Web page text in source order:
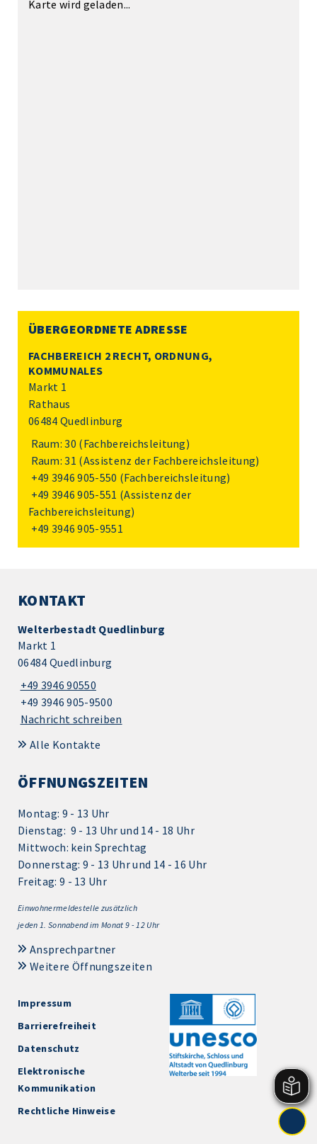
Karte wird geladen...
ÜBERGEORDNETE ADRESSE
FACHBEREICH 2 RECHT, ORDNUNG,
KOMMUNALES
Markt 1
Rathaus
06484 Quedlinburg
Raum: 30 (Fachbereichsleitung)
Raum: 31 (Assistenz der Fachbereichsleitung)
+49 3946 905-550 (Fachbereichsleitung)
+49 3946 905-551 (Assistenz der
Fachbereichsleitung)
+49 3946 905-9551
KONTAKT
Welterbestadt Quedlinburg
Markt 1
06484 Quedlinburg
+49 3946 90550
+49 3946 905-9500
Nachricht schreiben
Alle Kontakte
ÖFFNUNGSZEITEN
Montag: 9 - 13 Uhr
Dienstag: 9 - 13 Uhr und 14 - 18 Uhr
Mittwoch: kein Sprechtag
Donnerstag: 9 - 13 Uhr und 14 - 16 Uhr
Freitag: 9 - 13 Uhr
Einwohnermeldestelle zusätzlich
jeden 1. Sonnabend im Monat 9 - 12 Uhr
Ansprechpartner
Weitere Öffnungszeiten
Impressum
Barrierefreiheit
Datenschutz
Elektronische
Kommunikation
Rechtliche Hinweise